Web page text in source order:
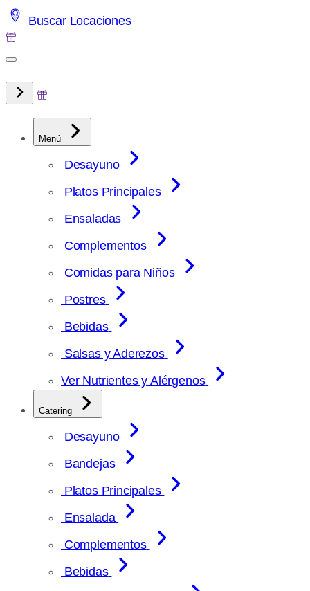
Saltar
al
Buscar Locaciones
Menú
Desayuno
Platos Principales
Ensaladas
Complementos
Comidas para Niños
Postres
Bebidas
Salsas y Aderezos
Ver Nutrientes y Alérgenos
Catering
Desayuno
Bandejas
Platos Principales
Ensalada
Complementos
Bebidas